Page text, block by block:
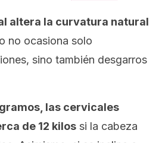
altera la curvatura natural
no ocasiona solo
sino también desgarros
las cervicales
de 12 kilos si la cabeza